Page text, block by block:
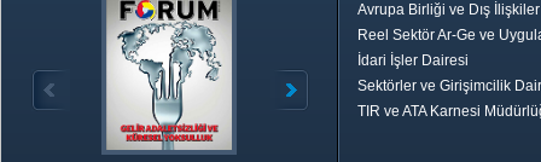
Avrupa Birliği ve Dış
Reel Sektör Ar-Ge ve
İdari İşler Dairesi
Sektörler ve Girişimcilik
TIR ve ATA Karnesi